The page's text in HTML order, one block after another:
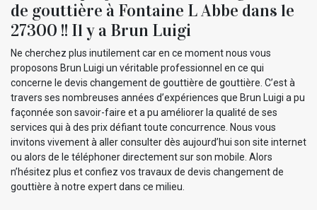
de gouttière à Fontaine L Abbe dans le
27300 !! Il y a Brun Luigi
Ne cherchez plus inutilement car en ce moment nous vous
proposons Brun Luigi un véritable professionnel en ce qui
concerne le devis changement de gouttière de gouttière. C’est à
travers ses nombreuses années d’expériences que Brun Luigi a pu
façonnée son savoir-faire et a pu améliorer la qualité de ses
services qui à des prix défiant toute concurrence. Nous vous
invitons vivement à aller consulter dès aujourd’hui son site internet
ou alors de le téléphoner directement sur son mobile. Alors
n’hésitez plus et confiez vos travaux de devis changement de
gouttière à notre expert dans ce milieu.